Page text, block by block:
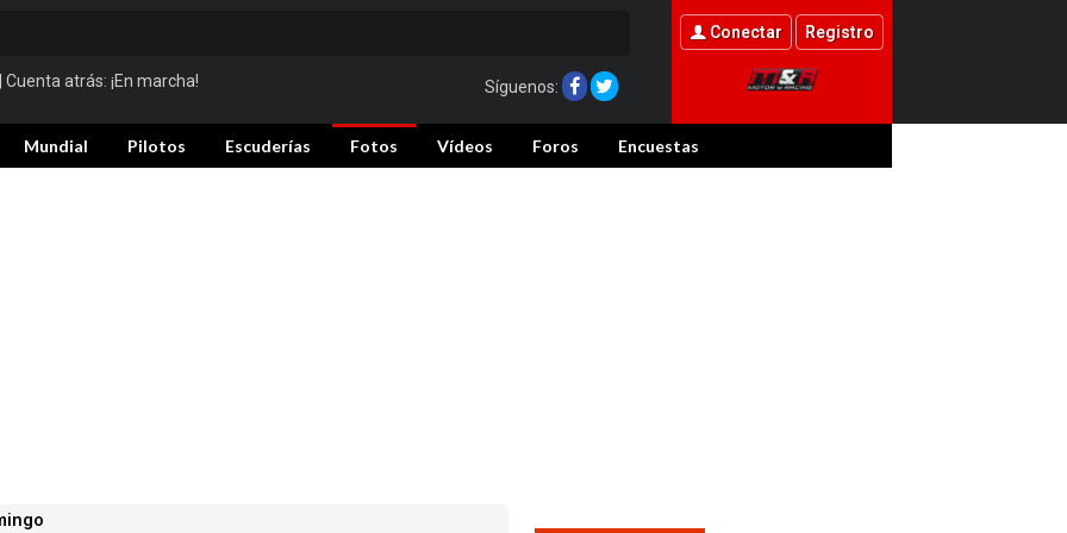
| Cuenta atrás: ¡En marcha! Síguenos:
Conectar Registro
Mundial Pilotos Escuderías Fotos Vídeos Foros Encuestas